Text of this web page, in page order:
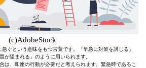
(c)AdobeStock
ぐという意味をもつ言葉です。「早急に対策を講じる」
が望まれる」のように用いられます。
は、即座の行動が必要だと考えられます。緊急時であるこ